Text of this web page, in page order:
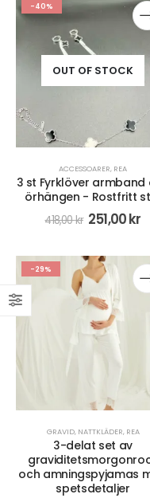
-40%
OUT OF STOCK
ACCESSOARER, REA
3 st Fyrklöver armband
örhängen - Rostfritt
418,00kr 251,00kr
-29%
GRAVID, NATTKLÄDER, REA
3-delat set av
och amningspyjamas
spetsdetaljer